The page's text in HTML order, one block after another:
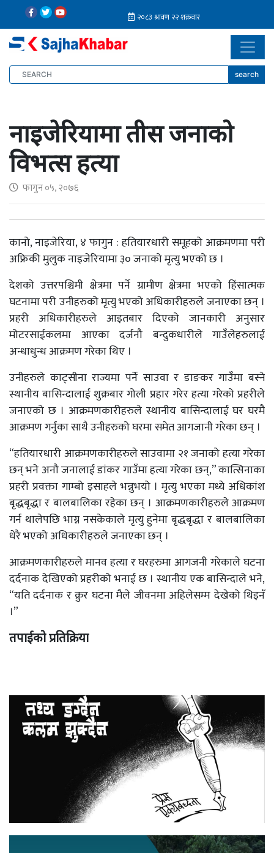
search
नाइजेरियामा तीस जनाको
विभत्स हत्या
फागुन ०५, २०७६
कानो, नाइजेरिया, ४ फागुन : हतियारधारी समूहको आक्रमणमा परी
अफ्रिकी मुलुक नाइजेरियामा ३० जनाको मृत्यु भएको छ ।
देशको उत्तरपश्चिमी क्षेत्रमा पर्ने ग्रामीण क्षेत्रमा भएको हिंसात्मक
घटनामा परी उनीहरुको मृत्यु भएको अधिकारीहरुले जनाएका छन् ।
प्रहरी अधिकारीहरुले आइतबार दिएको जानकारी अनुसार
मोटरसाईकलमा आएका दर्जनौ बन्दुकधारीले गाउँलेहरुलाई
अन्धाधुन्ध आक्रमण गरेका थिए ।
उनीहरुले काट्सीना राज्यमा पर्ने साउवा र डाङकर गाउँमा बस्ने
स्थानीय बासिन्दालाई शुक्रबार गोली प्रहार गरेर हत्या गरेको प्रहरीले
जनाएको छ । आक्रमणकारीहरुले स्थानीय बासिन्दालाई घर घरमै
आक्रमण गर्नुका साथै उनीहरुको घरमा समेत आगजानी गरेका छन् ।
“हतियारधारी आक्रमणकारीहरुले साउवामा २१ जनाको हत्या गरेका
छन् भने अनौ जनालाई डांकर गाउँमा हत्या गरेका छन्,” कात्सिनाका
प्रहरी प्रवक्ता गाम्बो इसाहले भन्नुभयो । मृत्यु भएका मध्ये अधिकांश
बृद्धबृद्धा र बालबालिका रहेका छन् । आक्रमणकारीहरुले आक्रमण
गर्न थालेपछि भाग्न नसकेकाले मृत्यु हुनेमा बृद्धबृद्धा र बालबालिका
धेरै भएको अधिकारीहरुले जनाएका छन् ।
आक्रमणकारीहरुले मानव हत्या र घरहरुमा आगजनी गरेकाले घटना
दर्दनाक देखिएको प्रहरीको भनाई छ । स्थानीय एक बासिन्दाले भने,
“यति दर्दनाक र क्रुर घटना मैले जीवनमा अहिलेसम्म देखेको थिइनँ
।”
तपाईको प्रतिक्रिया